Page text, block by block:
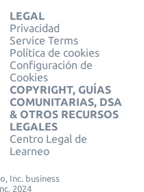
LEGAL
Privacidad
Service Terms
Política de cookies
Configuración de
Cookies
COPYRIGHT, GUÍAS
COMUNITARIAS, DSA
& OTROS RECURSOS
LEGALES
Centro Legal de
Learneo
Inc. business
2024